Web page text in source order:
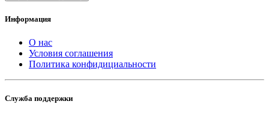
Информация
О нас
Условия соглашения
Политика конфидициальности
Служба поддержки